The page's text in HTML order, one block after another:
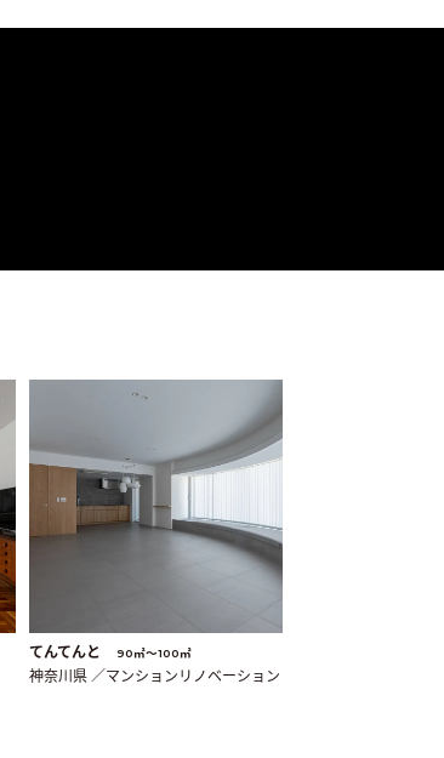
てんてんと 90㎡〜100㎡
神奈川県 ／マンションリノベーション